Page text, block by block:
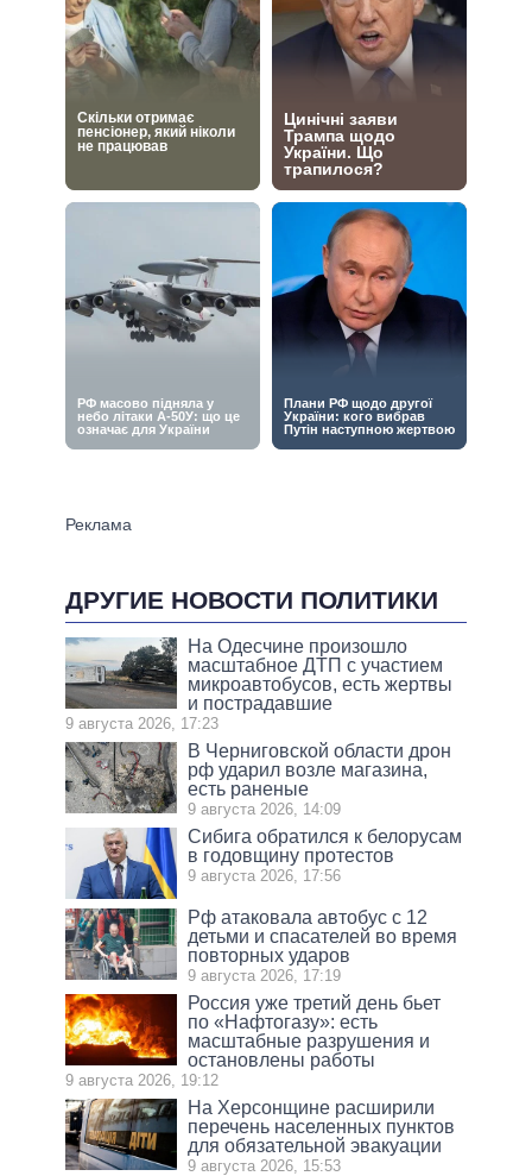
ДРУГИЕ НОВОСТИ ПОЛИТИКИ
На Одесчине произошло
масштабное ДТП с участием
микроавтобусов, есть жертвы
и пострадавшие
9 августа 2026, 17:23
В Черниговской области дрон
рф ударил возле магазина,
есть раненые
9 августа 2026, 14:09
Сибига обратился к белорусам
в годовщину протестов
9 августа 2026, 17:56
Рф атаковала автобус с 12
детьми и спасателей во время
повторных ударов
9 августа 2026, 17:19
Россия уже третий день бьет
по «Нафтогазу»: есть
масштабные разрушения и
остановлены работы
9 августа 2026, 19:12
На Херсонщине расширили
перечень населенных пунктов
для обязательной эвакуации
9 августа 2026, 15:53